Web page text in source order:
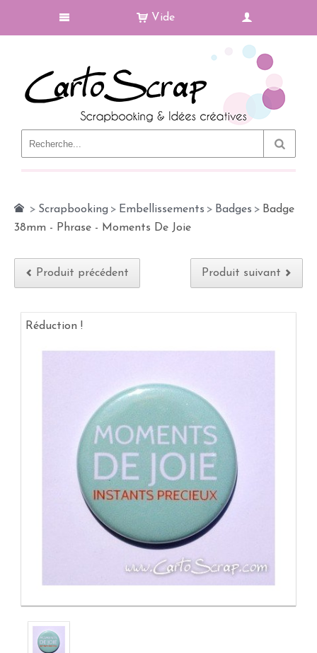
Vide
> Scrapbooking > Embellissements > Badges > Badge
38mm - Phrase - Moments De Joie
Produit précédent Produit suivant
Réduction !